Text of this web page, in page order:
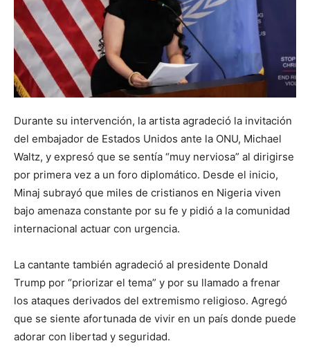
Durante su intervención, la artista agradeció la invitación
del embajador de Estados Unidos ante la ONU, Michael
Waltz, y expresó que se sentía “muy nerviosa” al dirigirse
por primera vez a un foro diplomático. Desde el inicio,
Minaj subrayó que miles de cristianos en Nigeria viven
bajo amenaza constante por su fe y pidió a la comunidad
internacional actuar con urgencia.
La cantante también agradeció al presidente Donald
Trump por “priorizar el tema” y por su llamado a frenar
los ataques derivados del extremismo religioso. Agregó
que se siente afortunada de vivir en un país donde puede
adorar con libertad y seguridad.